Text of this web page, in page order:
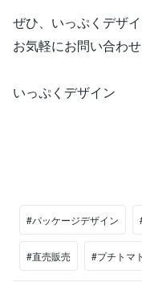
ぜひ、いっぷくデザ
お気軽にお問い合わ
いっぷくデザイン
#パッケージデザイン
#直売販売 #プチトマト